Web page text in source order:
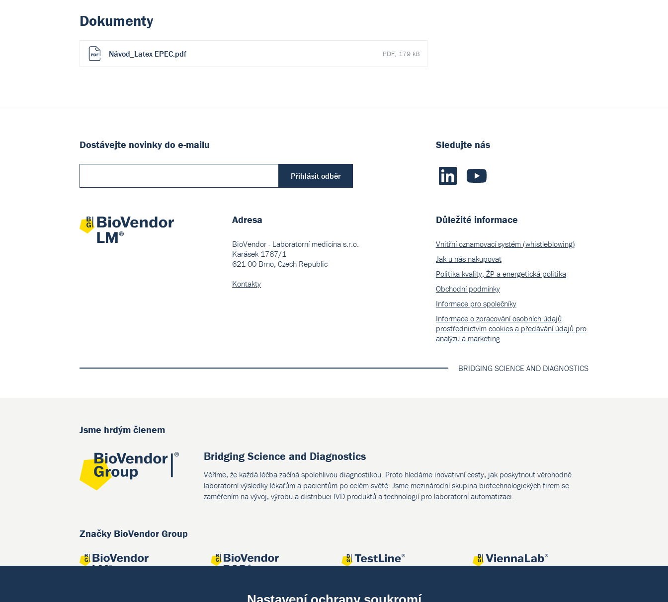
Dokumenty
Návod_Latex EPEC.pdf PDF, 179 kB
Dostávejte novinky do e-mailu
Přihlásit odběr
Adresa
BioVendor - Laboratorní medicína s.r.o.
Karásek 1767/1
621 00 Brno, Czech Republic
Kontakty
Sledujte nás
Důležité informace
Vnitřní oznamovací systém (whistleblowing)
Jak u nás nakupovat
Politika kvality, ŽP a energetická politika
Obchodní podmínky
Informace pro společníky
Informace o zpracování osobních údajů
prostřednictvím cookies a předávání údajů pro
analýzu a marketing
BRIDGING SCIENCE AND DIAGNOSTICS
Jsme hrdým členem
Bridging Science and Diagnostics
Věříme, že každá léčba začíná spolehlivou diagnostikou. Proto hledáme inovativní cesty, jak poskytnout věrohodné
laboratorní výsledky lékařům a pacientům po celém světě. Jsme mezinárodní skupina biotechnologických firem se
zaměřením na vývoj, výrobu a distribuci IVD produktů a technologií pro laboratorní automatizaci.
Značky BioVendor Group